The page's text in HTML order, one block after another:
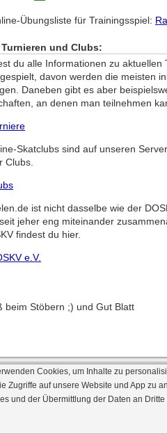
Übungsliste für Trainingsspiel:
und Clubs:
du alle Informationen zu
davon werden die meisten
Daneben gibt es aber
an denen man teilnehmen
Skatclubs sind auf unseren
Clubs.
ist nicht dasselbe wie der
jeher eng miteinander
findest du hier.
e.V.
beim Stöbern ;) und Gut Blatt
· Serverversion:
Cookies, um Inhalte zu
Zugriffe auf unsere Website und App zu
und der Übermittlung der Daten an